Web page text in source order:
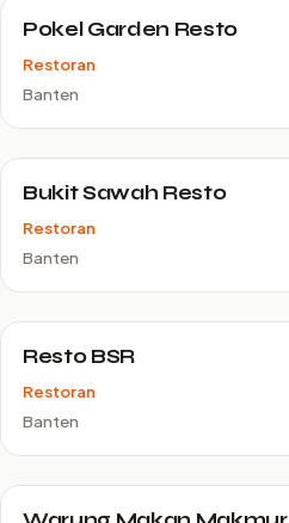
Pokel Garden Resto
Restoran
Banten
Bukit Sawah Resto
Restoran
Banten
Resto BSR
Restoran
Banten